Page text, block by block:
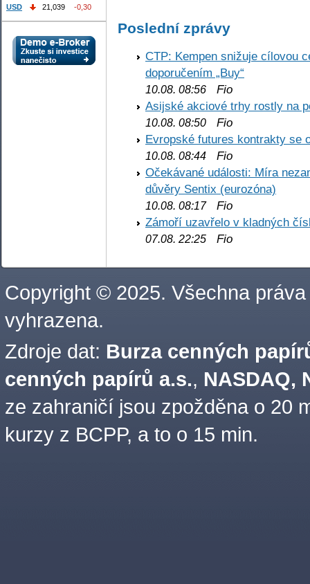
Poslední zprávy
CTP: Kempen snižuje cílovou
doporučením „Buy“
10.08. 08:56 Fio
Asijské akciové trhy rostly na
10.08. 08:50 Fio
Evropské futures kontrakty se
10.08. 08:44 Fio
Očekávané události: Míra
důvěry Sentix (eurozóna)
10.08. 08:17Fio
Zámoří uzavřelo v kladných
07.08. 22:25 Fio
USD
21,039 -0,30
Copyright © 2025. Všechna práva
vyhrazena.
Zdroje dat: Burza cenných
cenných papírů a.s., NASDAQ,
ze zahraničí jsou zpožděna o 20
kurzy z BCPP, a to o 15 min.